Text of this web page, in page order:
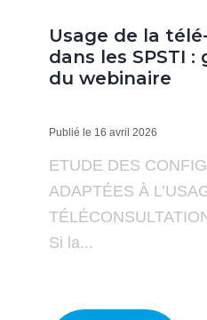
Usage de la
dans les SPSTI
du webinaire
Publié le 16 avril 2026
ETUDE DES
ADAPTÉES À
Si la...